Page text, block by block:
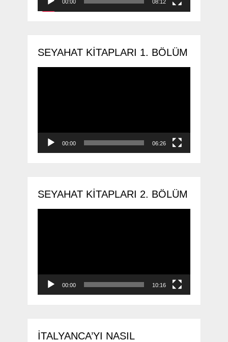
00:00 08:12
SEYAHAT KITAPLARI 1. BÖLÜM
00:00 06:26
SEYAHAT KITAPLARI 2. BÖLÜM
00:00 10:16
İTALYANCA’YI NASIL